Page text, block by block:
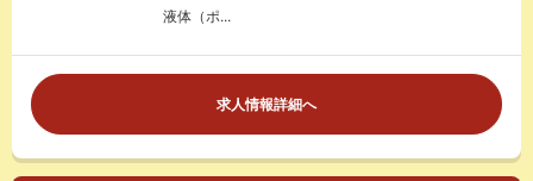
液体（ポ...
求人情報詳細へ